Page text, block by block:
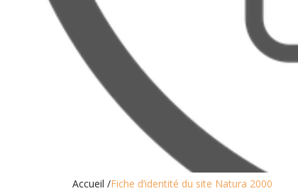
Accueil /Fiche d’identité du site Natura 2000